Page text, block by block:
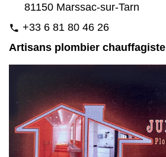
81150 Marssac-sur-Tarn
phone +33 6 81 80 46 26
Artisans plombier chauffagiste